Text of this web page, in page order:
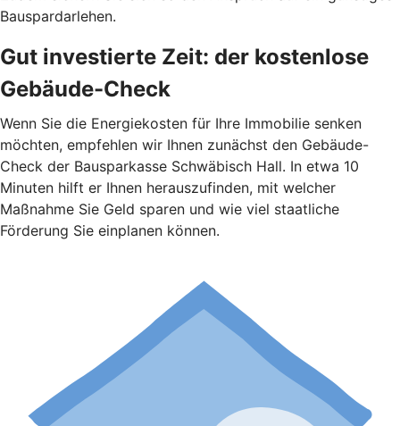
Bauspardarlehen.
Gut investierte Zeit: der kostenlose
Gebäude-Check
Wenn Sie die Energiekosten für Ihre Immobilie senken
möchten, empfehlen wir Ihnen zunächst den Gebäude-
Check der Bausparkasse Schwäbisch Hall. In etwa 10
Minuten hilft er Ihnen herauszufinden, mit welcher
Maßnahme Sie Geld sparen und wie viel staatliche
Förderung Sie einplanen können.